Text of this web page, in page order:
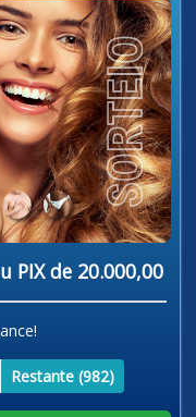
PIX de 20.000,00
Restante (982)